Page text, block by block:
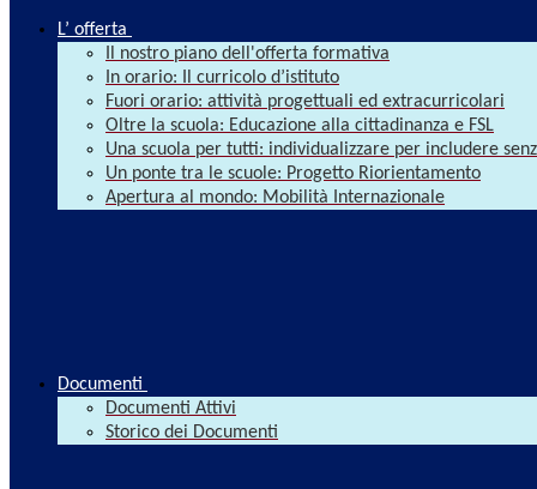
L’ offerta
Il nostro piano dell'offerta formativa
In orario: Il curricolo d’istituto
Fuori orario: attività progettuali ed extracurricolari
Oltre la scuola: Educazione alla cittadinanza e FSL
Una scuola per tutti: individualizzare per includere
Un ponte tra le scuole: Progetto Riorientamento
Apertura al mondo: Mobilità Internazionale
Documenti
Documenti Attivi
Storico dei Documenti